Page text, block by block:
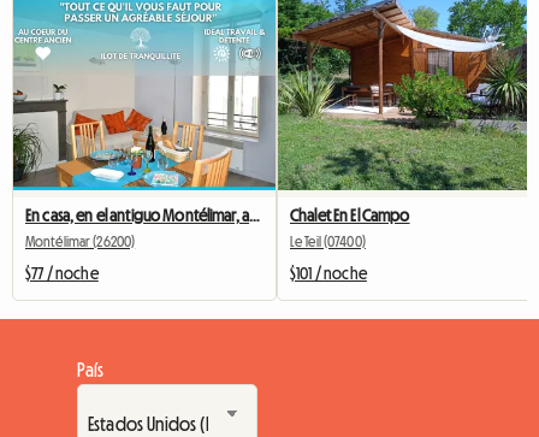
En casa, en el antiguo Montélimar, acogedora T2, Wifi
Montélimar (26200)
$77 / noche
Chalet En El Campo
Le Teil (07400)
$101 / noche
País